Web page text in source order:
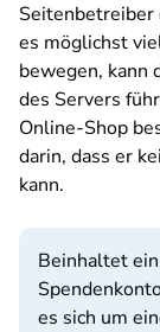
Seitenbetreiber
es möglichst
bewegen, kann
des Servers
Online-Shop
darin, dass er
kann.
Beinhaltet
es sich um